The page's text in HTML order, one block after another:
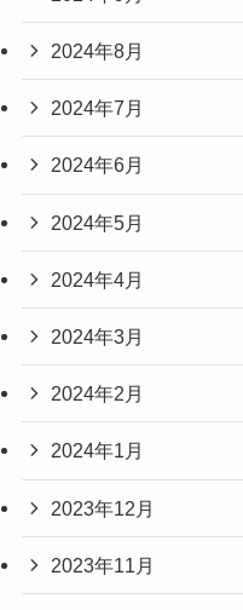
2024年8月
2024年7月
2024年6月
2024年5月
2024年4月
2024年3月
2024年2月
2024年1月
2023年12月
2023年11月